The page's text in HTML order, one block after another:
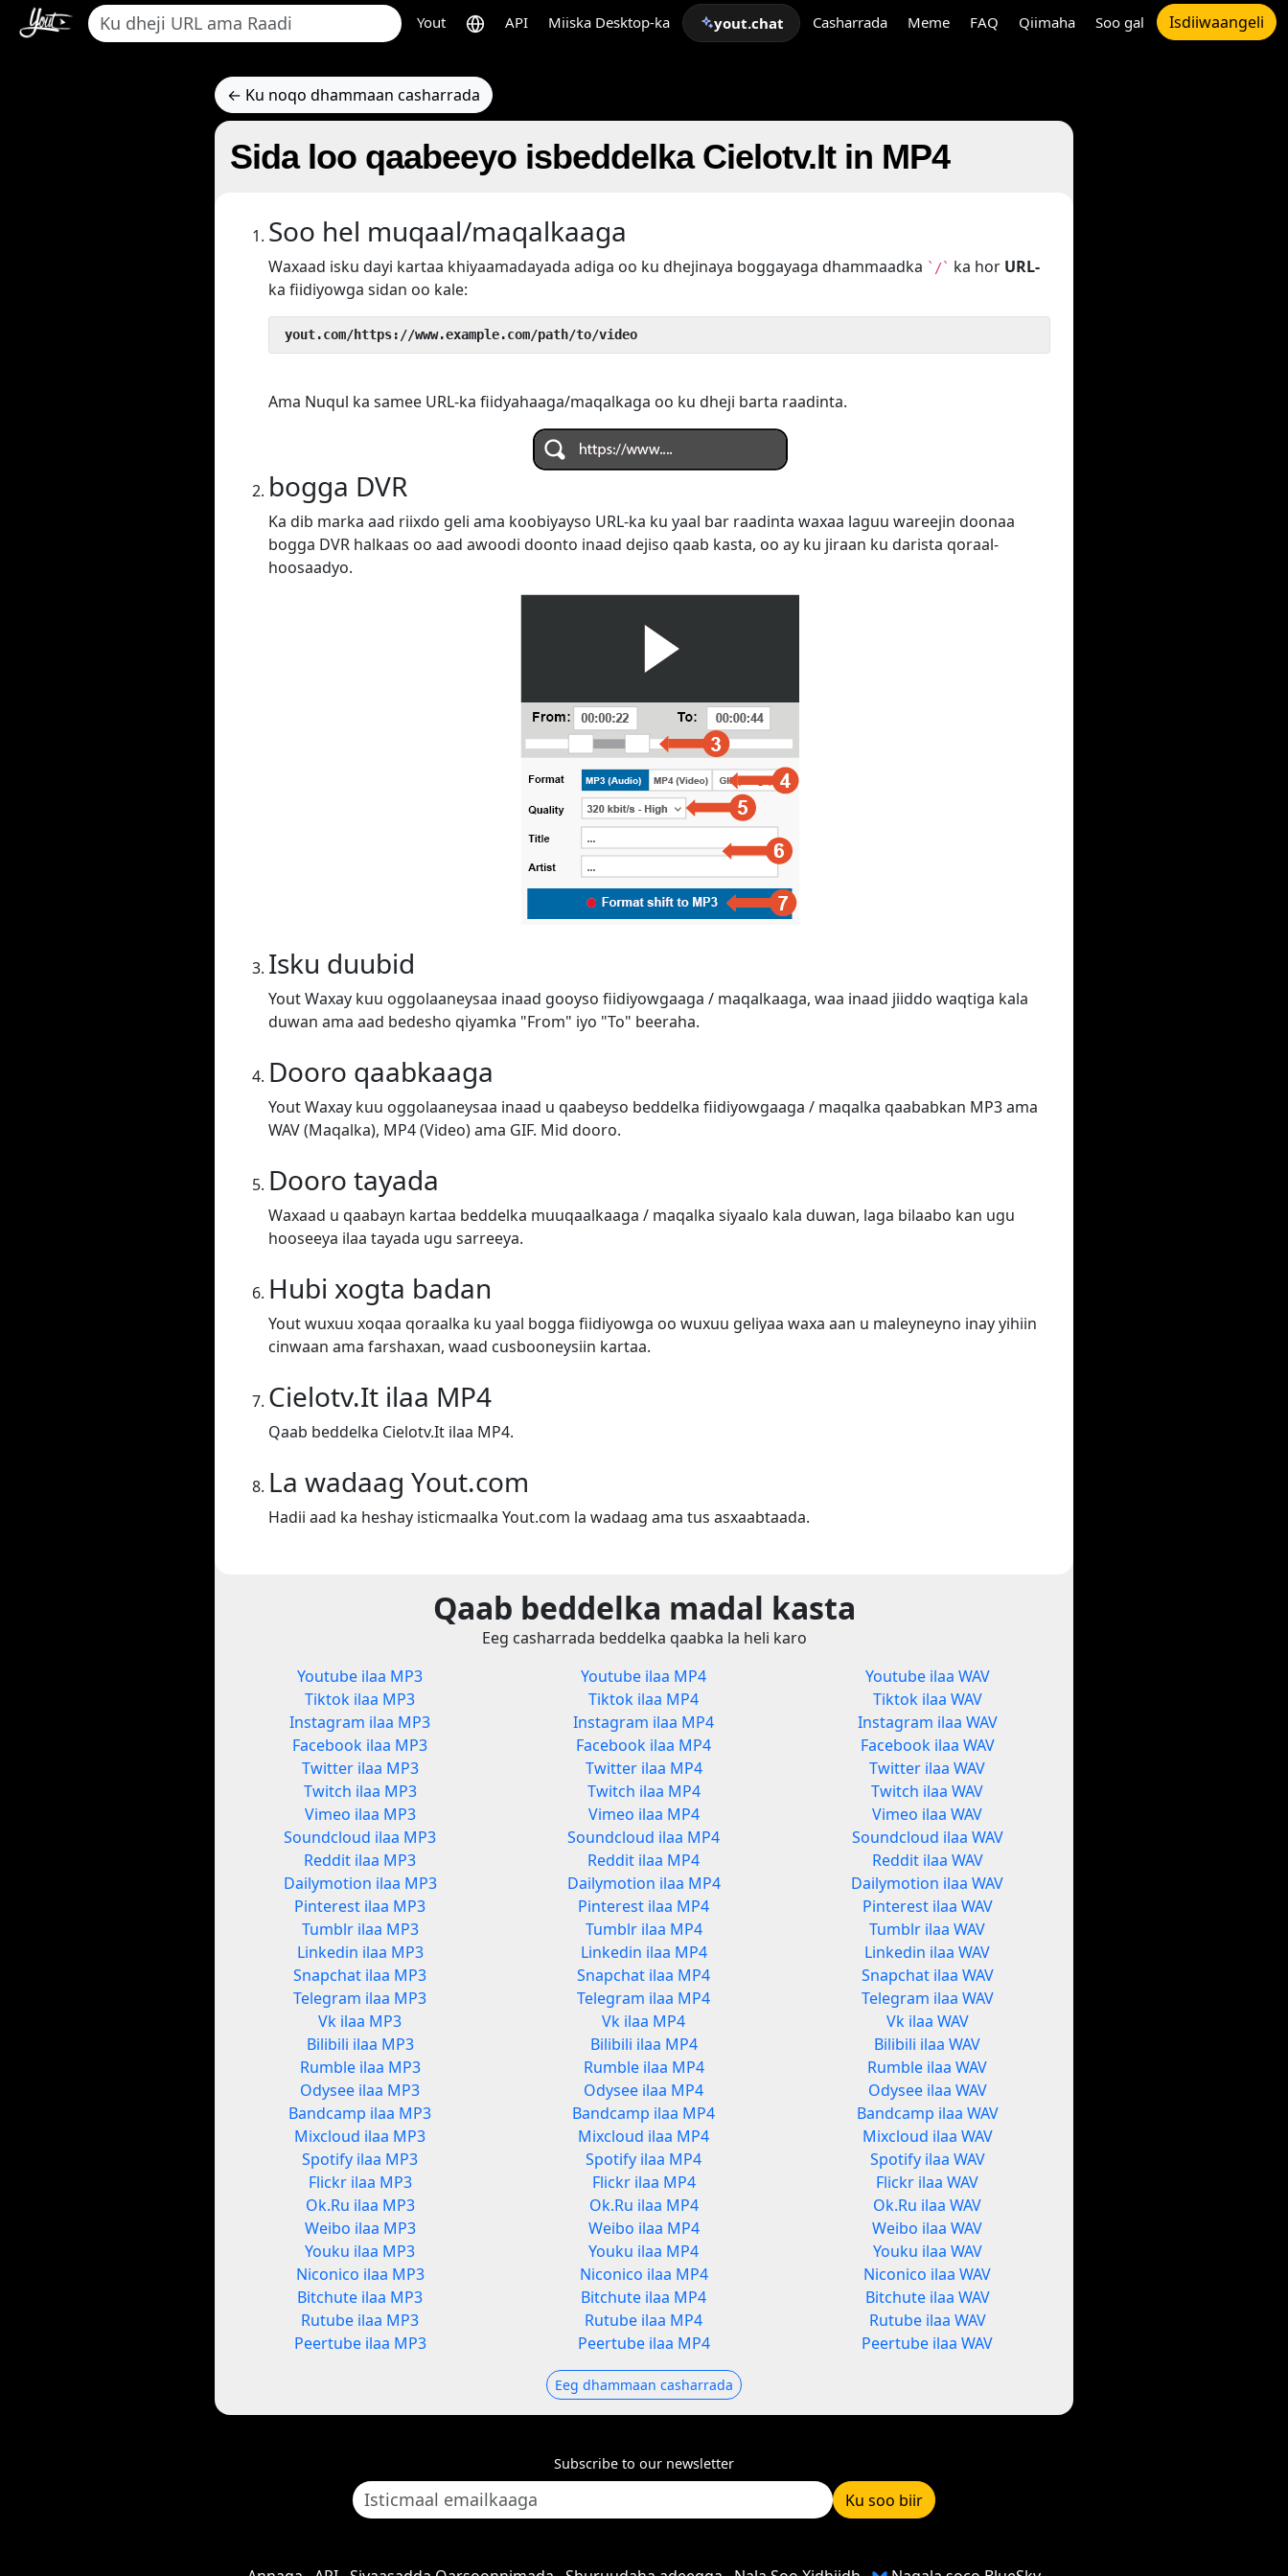
Yout API Miiska Desktop-ka yout.chat Casharrada Meme FAQ Qiimaha Soo gal Isdiiwaangeli
← Ku noqo dhammaan casharrada
Sida loo qaabeeyo isbeddelka Cielotv.It in MP4
Soo hel muqaal/maqalkaaga
Waxaad isku dayi kartaa khiyaamadayada adiga oo ku dhejinaya boggayaga dhammaadka `/` ka hor URL-
ka fiidiyowga sidan oo kale:
yout.com/https://www.example.com/path/to/video
Ama Nuqul ka samee URL-ka fiidyahaaga/maqalkaga oo ku dheji barta raadinta.
bogga DVR
Ka dib marka aad riixdo geli ama koobiyayso URL-ka ku yaal bar raadinta waxaa laguu wareejin doonaa
bogga DVR halkaas oo aad awoodi doonto inaad dejiso qaab kasta, oo ay ku jiraan ku darista qoraal-
hoosaadyo.
Isku duubid
Yout Waxay kuu oggolaaneysaa inaad gooyso fiidiyowgaaga / maqalkaaga, waa inaad jiiddo waqtiga kala
duwan ama aad bedesho qiyamka "From" iyo "To" beeraha.
Dooro qaabkaaga
Yout Waxay kuu oggolaaneysaa inaad u qaabeyso beddelka fiidiyowgaaga / maqalka qaababkan MP3 ama
WAV (Maqalka), MP4 (Video) ama GIF. Mid dooro.
Dooro tayada
Waxaad u qaabayn kartaa beddelka muuqaalkaaga / maqalka siyaalo kala duwan, laga bilaabo kan ugu
hooseeya ilaa tayada ugu sarreeya.
Hubi xogta badan
Yout wuxuu xoqaa qoraalka ku yaal bogga fiidiyowga oo wuxuu geliyaa waxa aan u maleyneyno inay yihiin
cinwaan ama farshaxan, waad cusbooneysiin kartaa.
Cielotv.It ilaa MP4
Qaab beddelka Cielotv.It ilaa MP4.
La wadaag Yout.com
Hadii aad ka heshay isticmaalka Yout.com la wadaag ama tus asxaabtaada.
Qaab beddelka madal kasta
Eeg casharrada beddelka qaabka la heli karo
Youtube ilaa MP3
Tiktok ilaa MP3
Instagram ilaa MP3
Facebook ilaa MP3
Twitter ilaa MP3
Twitch ilaa MP3
Vimeo ilaa MP3
Soundcloud ilaa MP3
Reddit ilaa MP3
Dailymotion ilaa MP3
Pinterest ilaa MP3
Tumblr ilaa MP3
Linkedin ilaa MP3
Snapchat ilaa MP3
Telegram ilaa MP3
Vk ilaa MP3
Bilibili ilaa MP3
Rumble ilaa MP3
Odysee ilaa MP3
Bandcamp ilaa MP3
Mixcloud ilaa MP3
Spotify ilaa MP3
Flickr ilaa MP3
Ok.Ru ilaa MP3
Weibo ilaa MP3
Youku ilaa MP3
Niconico ilaa MP3
Bitchute ilaa MP3
Rutube ilaa MP3
Peertube ilaa MP3
Youtube ilaa MP4
Tiktok ilaa MP4
Instagram ilaa MP4
Facebook ilaa MP4
Twitter ilaa MP4
Twitch ilaa MP4
Vimeo ilaa MP4
Soundcloud ilaa MP4
Reddit ilaa MP4
Dailymotion ilaa MP4
Pinterest ilaa MP4
Tumblr ilaa MP4
Linkedin ilaa MP4
Snapchat ilaa MP4
Telegram ilaa MP4
Vk ilaa MP4
Bilibili ilaa MP4
Rumble ilaa MP4
Odysee ilaa MP4
Bandcamp ilaa MP4
Mixcloud ilaa MP4
Spotify ilaa MP4
Flickr ilaa MP4
Ok.Ru ilaa MP4
Weibo ilaa MP4
Youku ilaa MP4
Niconico ilaa MP4
Bitchute ilaa MP4
Rutube ilaa MP4
Peertube ilaa MP4
Youtube ilaa WAV
Tiktok ilaa WAV
Instagram ilaa WAV
Facebook ilaa WAV
Twitter ilaa WAV
Twitch ilaa WAV
Vimeo ilaa WAV
Soundcloud ilaa WAV
Reddit ilaa WAV
Dailymotion ilaa WAV
Pinterest ilaa WAV
Tumblr ilaa WAV
Linkedin ilaa WAV
Snapchat ilaa WAV
Telegram ilaa WAV
Vk ilaa WAV
Bilibili ilaa WAV
Rumble ilaa WAV
Odysee ilaa WAV
Bandcamp ilaa WAV
Mixcloud ilaa WAV
Spotify ilaa WAV
Flickr ilaa WAV
Ok.Ru ilaa WAV
Weibo ilaa WAV
Youku ilaa WAV
Niconico ilaa WAV
Bitchute ilaa WAV
Rutube ilaa WAV
Peertube ilaa WAV
Eeg dhammaan casharrada
Subscribe to our newsletter
Ku soo biir